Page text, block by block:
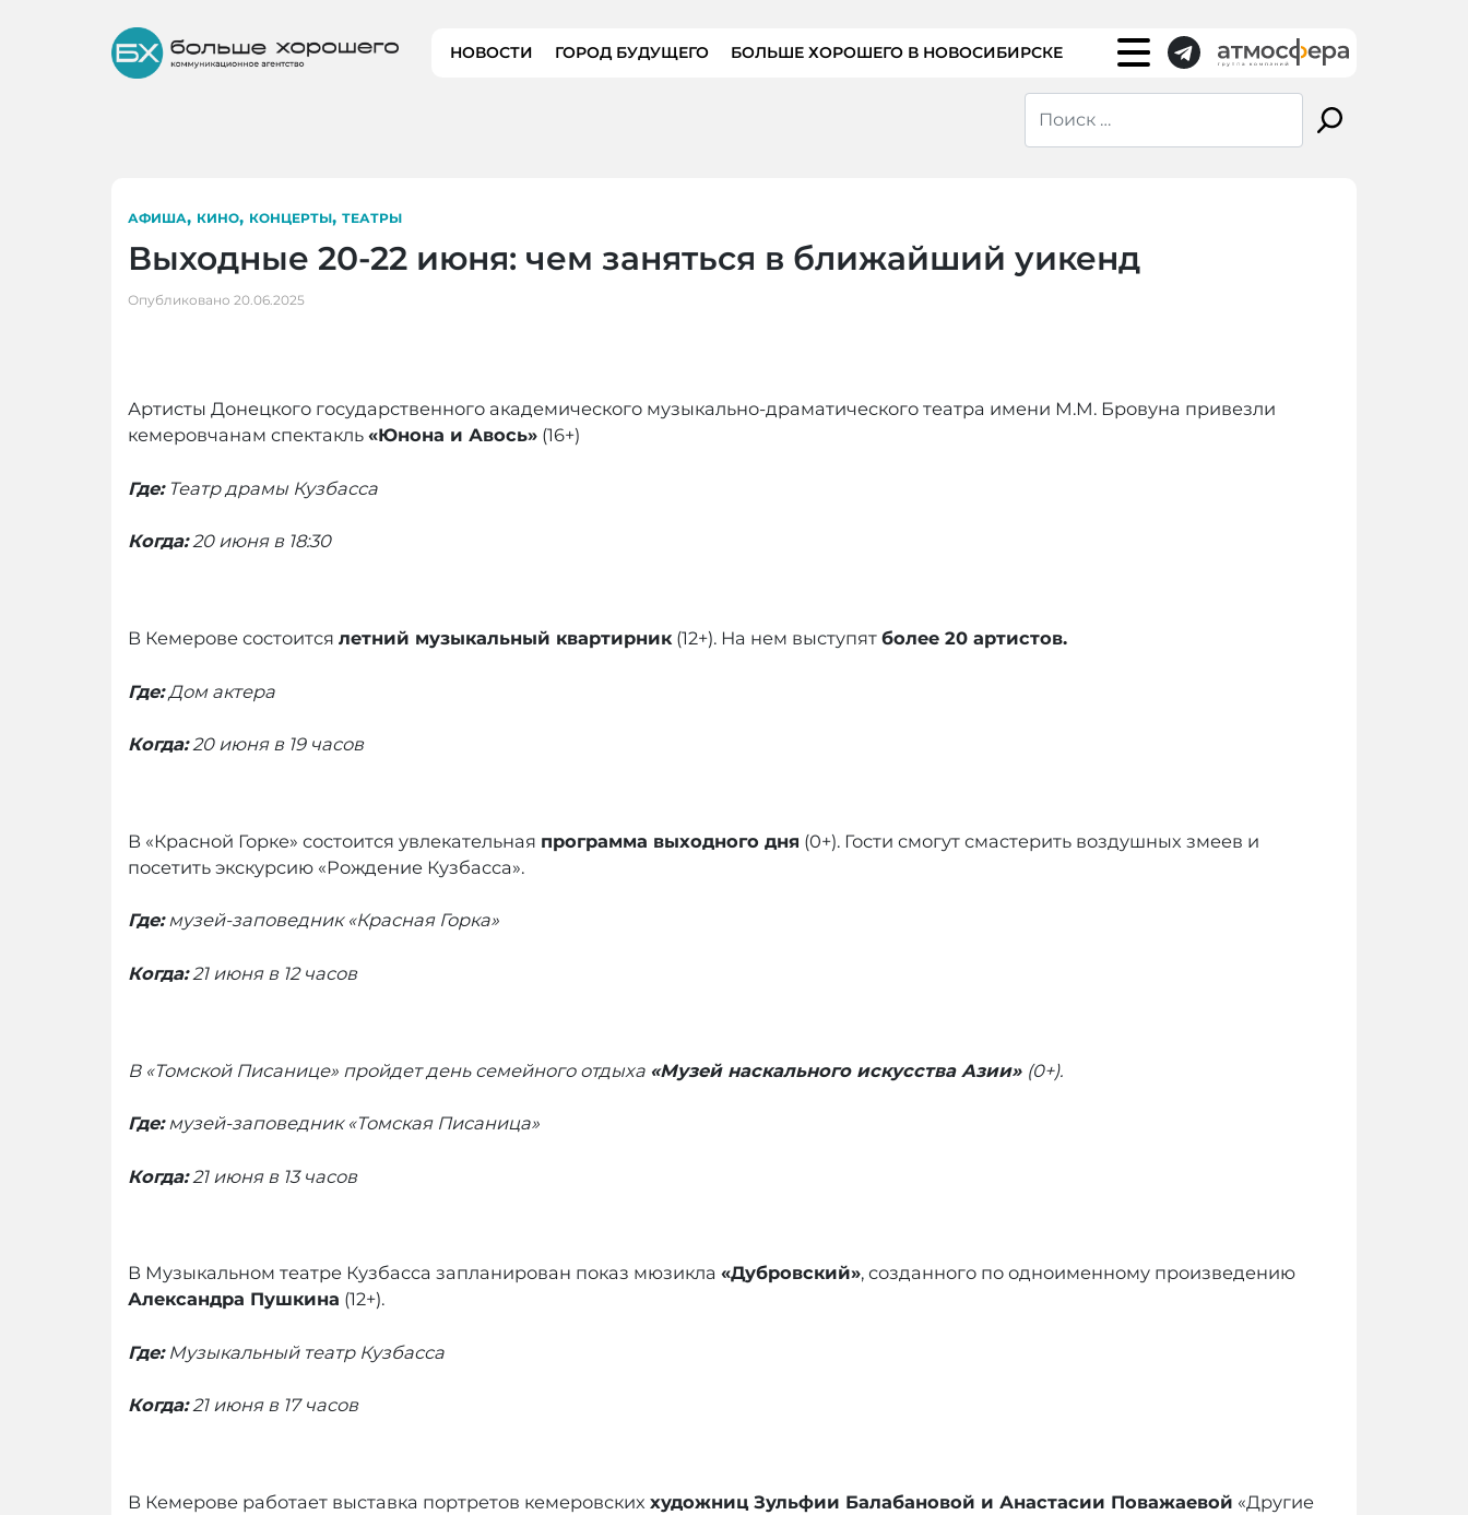
НОВОСТИ ГОРОД БУДУЩЕГО БОЛЬШЕ ХОРОШЕГО В НОВОСИБИРСКЕ
АФИША, КИНО, КОНЦЕРТЫ, ТЕАТРЫ
Выходные 20-22 июня: чем заняться в ближайший уикенд
Опубликовано 20.06.2025
Артисты Донецкого государственного академического музыкально-драматического театра имени М.М. Бровуна привезли
кемеровчанам спектакль «Юнона и Авось» (16+)
Где:Театр драмы Кузбасса
Когда:20 июня в 18:30
В Кемерове состоится летний музыкальный квартирник(12+). На нем выступят более 20 артистов.
Где:Дом актера
Когда:20 июня в 19 часов
В «Красной Горке» состоится увлекательная программа выходного дня (0+). Гости смогут смастерить воздушных змеев и
посетить экскурсию «Рождение Кузбасса».
Где:музей-заповедник «Красная Горка»
Когда:21 июня в 12 часов
В «Томской Писанице» пройдет день семейного отдыха «Музей наскального искусства Азии» (0+).
Где:музей-заповедник «Томская Писаница»
Когда:21 июня в 13 часов
В Музыкальном театре Кузбасса запланирован показ мюзикла «Дубровский», созданного по одноименному произведению
Александра Пушкина (12+).
Где:Музыкальный театр Кузбасса
Когда:21 июня в 17 часов
В Кемерове работает выставка портретов кемеровских художниц Зульфии Балабановой и Анастасии Поважаевой «Другие